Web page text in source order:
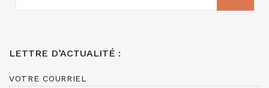
LETTRE D’ACTUALITÉ :
VOTRE COURRIEL